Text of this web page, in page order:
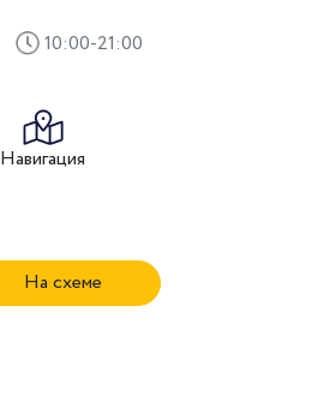
10:00-21:00
Навигация
На схеме